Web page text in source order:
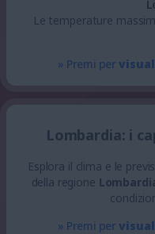
Le temperature
» Premi per
Lombardia: i
Esplora il clima e le
della regione
» Premi per